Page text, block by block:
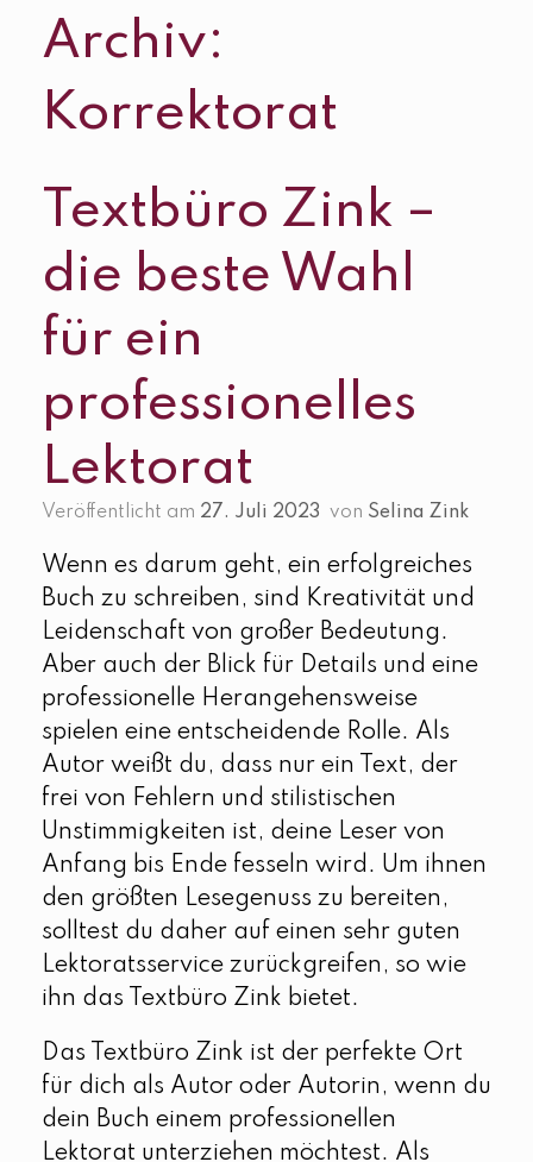
Archiv:
Korrektorat
Textbüro Zink –
die beste Wahl
für ein
professionelles
Lektorat
Veröffentlicht am 27. Juli 2023 von Selina Zink
Wenn es darum geht, ein erfolgreiches
Buch zu schreiben, sind Kreativität und
Leidenschaft von großer Bedeutung.
Aber auch der Blick für Details und eine
professionelle Herangehensweise
spielen eine entscheidende Rolle. Als
Autor weißt du, dass nur ein Text, der
frei von Fehlern und stilistischen
Unstimmigkeiten ist, deine Leser von
Anfang bis Ende fesseln wird. Um ihnen
den größten Lesegenuss zu bereiten,
solltest du daher auf einen sehr guten
Lektoratsservice zurückgreifen, so wie
ihn das Textbüro Zink bietet.
Das Textbüro Zink ist der perfekte Ort
für dich als Autor oder Autorin, wenn du
dein Buch einem professionellen
Lektorat unterziehen möchtest. Als